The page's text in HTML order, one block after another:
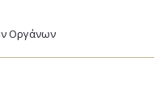
Οργάνων